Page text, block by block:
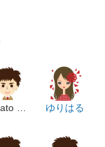
ゆりはる